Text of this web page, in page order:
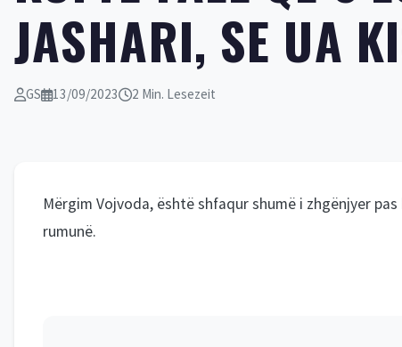
JASHARI, SE UA
GS 13/09/2023 2 Min. Lesezeit
Mërgim Vojvoda, është shfaqur shumë i zhgënjyer
rumunë.